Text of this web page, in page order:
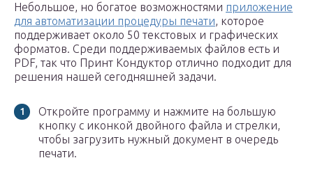
Небольшое, но богатое возможностями приложение
для автоматизации процедуры печати, которое
поддерживает около 50 текстовых и графических
форматов. Среди поддерживаемых файлов есть и
PDF, так что Принт Кондуктор отлично подходит для
решения нашей сегодняшней задачи.
Откройте программу и нажмите на большую
кнопку с иконкой двойного файла и стрелки,
чтобы загрузить нужный документ в очередь
печати.